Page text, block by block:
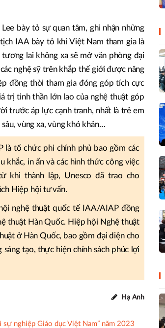
bày tỏ sự quan tâm, ghi nhận những
IAA bày tỏ khi Việt Nam tham gia là
lai không xa sẽ mở văn phòng đại
nghệ sỹ trên khắp thế giới được nâng
đồng thời tham gia đóng góp tích cực
trị tinh thần lớn lao của nghệ thuật góp
trước áp lực cạnh tranh, nhất là trẻ em
vùng xa, vùng khó khăn…
là tổ chức phi chính phủ bao gồm các
khắc, in ấn và các hình thức công việc
khi thành lập, Unesco đã trao cho
Hiệp hội tư vấn.
nghệ thuật quốc tế IAA/AIAP đồng
thuật Hàn Quốc. Hiệp hội Nghệ thuật
ở Hàn Quốc, bao gồm đại diện cho
tạo, thực hiện chính sách phúc lợi
Hạ Anh
nghiệp Giáo dục Việt Nam” năm 2023